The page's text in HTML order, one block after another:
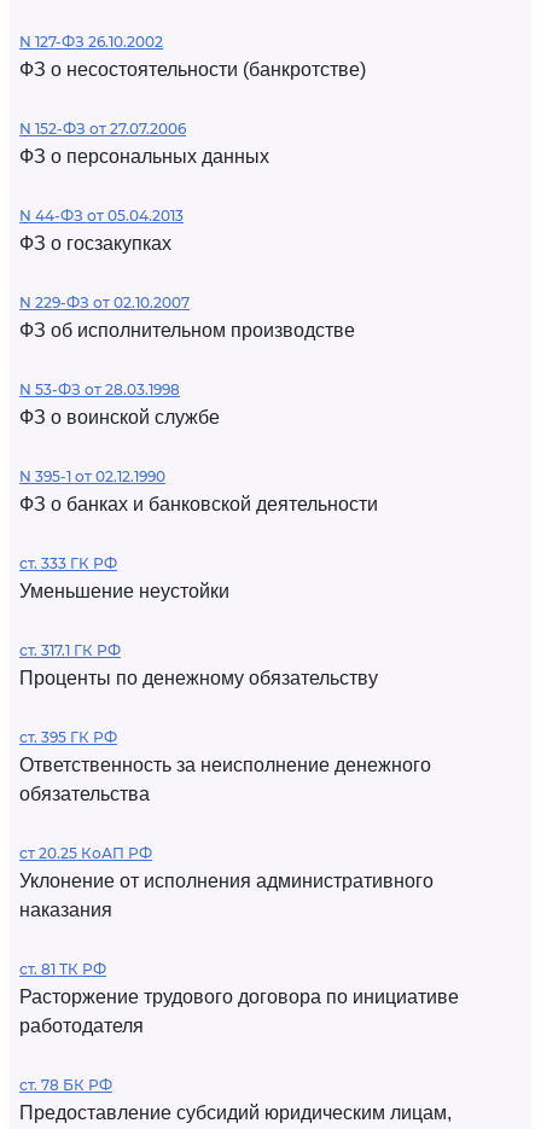
N 127-ФЗ 26.10.2002
ФЗ о несостоятельности (банкротстве)
N 152-ФЗ от 27.07.2006
ФЗ о персональных данных
N 44-ФЗ от 05.04.2013
ФЗ о госзакупках
N 229-ФЗ от 02.10.2007
ФЗ об исполнительном производстве
N 53-ФЗ от 28.03.1998
ФЗ о воинской службе
N 395-1 от 02.12.1990
ФЗ о банках и банковской деятельности
ст. 333 ГК РФ
Уменьшение неустойки
ст. 317.1 ГК РФ
Проценты по денежному обязательству
ст. 395 ГК РФ
Ответственность за неисполнение денежного
обязательства
ст 20.25 КоАП РФ
Уклонение от исполнения административного
наказания
ст. 81 ТК РФ
Расторжение трудового договора по инициативе
работодателя
ст. 78 БК РФ
Предоставление субсидий юридическим лицам,